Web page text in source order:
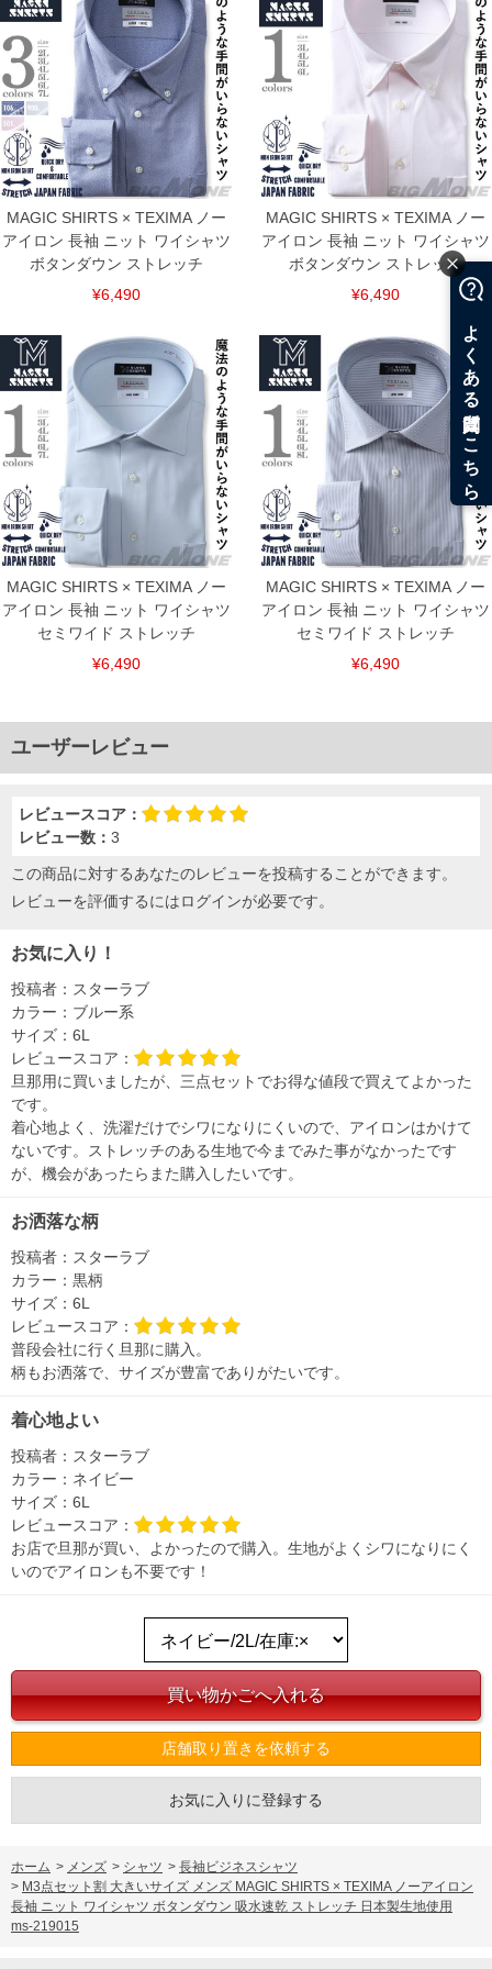
MAGIC SHIRTS × TEXIMA ノー
アイロン 長袖 ニット ワイシャツ
ボタンダウン ストレッチ
¥6,490
MAGIC SHIRTS × TEXIMA ノー
アイロン 長袖 ニット ワイシャツ
ボタンダウン ストレッチ
¥6,490
MAGIC SHIRTS × TEXIMA ノー
アイロン 長袖 ニット ワイシャツ
セミワイド ストレッチ
¥6,490
MAGIC SHIRTS × TEXIMA ノー
アイロン 長袖 ニット ワイシャツ
セミワイド ストレッチ
¥6,490
ユーザーレビュー
レビュースコア：
レビュー数： 3
この商品に対するあなたのレビューを投稿することができます。
レビューを評価するにはログインが必要です。
お気に入り！
投稿者： スターラブ
カラー： ブルー系
サイズ： 6L
レビュースコア：
旦那用に買いましたが、三点セットでお得な値段で買えてよかった
です。
着心地よく、洗濯だけでシワになりにくいので、アイロンはかけて
ないです。ストレッチのある生地で今までみた事がなかったです
が、機会があったらまた購入したいです。
お洒落な柄
投稿者： スターラブ
カラー： 黒柄
サイズ： 6L
レビュースコア：
普段会社に行く旦那に購入。
柄もお洒落で、サイズが豊富でありがたいです。
着心地よい
投稿者： スターラブ
カラー： ネイビー
サイズ： 6L
レビュースコア：
お店で旦那が買い、よかったので購入。生地がよくシワになりにく
いのでアイロンも不要です！
店舗取り置きを依頼する
お気に入りに登録する
ホーム > メンズ > シャツ > 長袖ビジネスシャツ
> M3点セット割 大きいサイズ メンズ MAGIC SHIRTS × TEXIMA ノーアイロン
長袖 ニット ワイシャツ ボタンダウン 吸水速乾 ストレッチ 日本製生地使用
ms-219015